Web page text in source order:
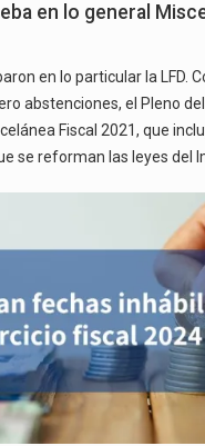
en lo general
en lo particular la LFD.
abstenciones, el Pleno
Fiscal 2021, que
se reforman las leyes del